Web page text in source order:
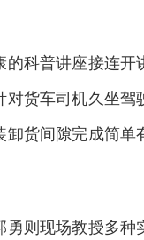
科普讲座接连开
货车司机久坐驾
货间隙完成简单
则现场教授多种